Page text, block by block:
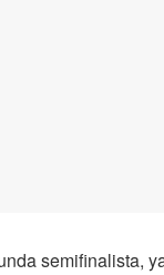
semifinalista,